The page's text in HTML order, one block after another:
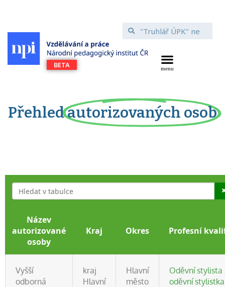
Přehledautorizovaných osob
Název
autorizované
osoby
Kraj Okres Profesní
Vyšší
odborná
kraj
Hlavní
Hlavní
město
Oděvní
oděvní stylistka